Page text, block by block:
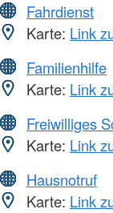
Fahrdienst
Karte: Link
Familienhilfe
Karte: Link
Freiwilliges
Karte: Link
Hausnotruf
Karte: Link